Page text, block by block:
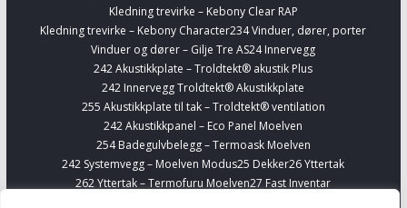
Kledning trevirke – Kebony Clear RAP
Kledning trevirke – Kebony Character234 Vinduer, dører, porter
Vinduer og dører – Gilje Tre AS24 Innervegg
242 Akustikkplate – Troldtekt® akustik Plus
242 Innervegg Troldtekt® Akustikkplate
255 Akustikkplate til tak – Troldtekt® ventilation
242 Akustikkpanel – Eco Panel Moelven
254 Badegulvbelegg – Termoask Moelven
242 Systemvegg – Moelven Modus25 Dekker26 Yttertak
262 Yttertak – Termofuru Moelven27 Fast Inventar